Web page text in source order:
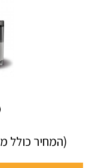
(המחיר כולל